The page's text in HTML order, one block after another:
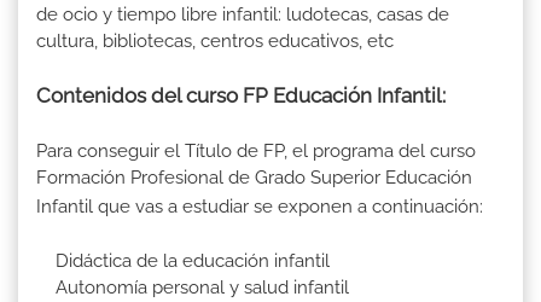
de ocio y tiempo libre infantil: ludotecas, casas de
cultura, bibliotecas, centros educativos, etc
Contenidos del curso FP Educación Infantil:
Para conseguir el Título de FP, el programa del curso
Formación Profesional de Grado Superior Educación
Infantil que vas a estudiar se exponen a continuación:
Didáctica de la educación infantil
Autonomía personal y salud infantil